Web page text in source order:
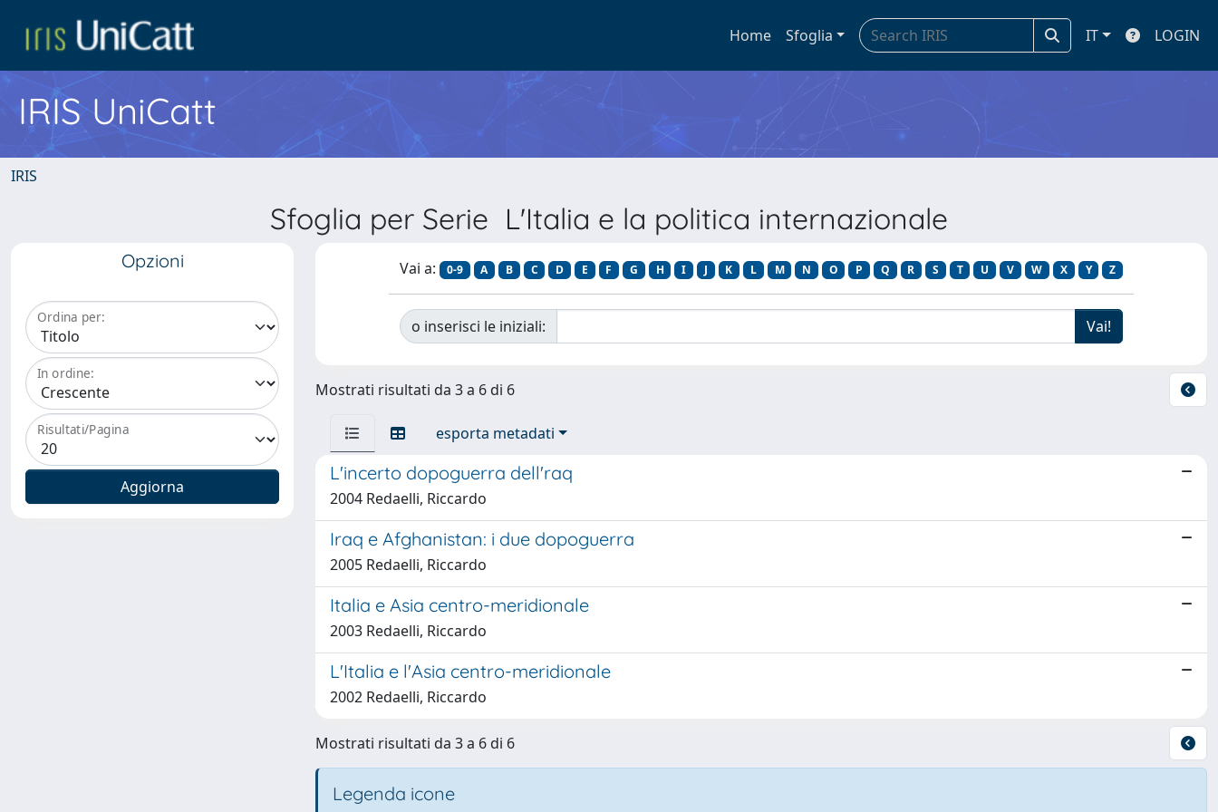
Home Sfoglia IT LOGIN
IRIS UniCatt
IRIS
Sfoglia per Serie L'Italia e la politica internazionale
Opzioni
Ordina per:
In ordine:
Risultati/Pagina
Vai a: 0-9 A B C D E F G H I J K L M N O P Q R S T U V W X Y Z
o inserisci le iniziali:
Mostrati risultati da 3 a 6 di 6
esporta metadati
L'incerto dopoguerra dell'raq
2004 Redaelli, Riccardo
Iraq e Afghanistan: i due dopoguerra
2005 Redaelli, Riccardo
Italia e Asia centro-meridionale
2003 Redaelli, Riccardo
L'Italia e l'Asia centro-meridionale
2002 Redaelli, Riccardo
Mostrati risultati da 3 a 6 di 6
Legenda icone